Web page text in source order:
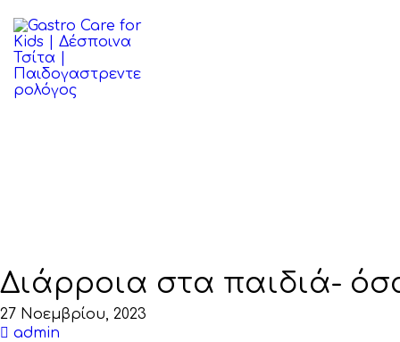
ΑΡΧΙΚΉ
ΒΙΟΓΡΑΦΙΚΌ
Διάρροια στα παιδιά-
27 Νοεμβρίου, 2023
admin